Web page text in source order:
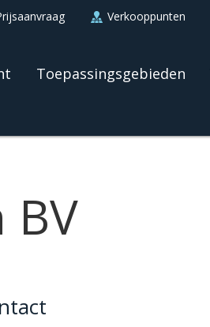
Verkooppunten
Toepassingsgebieden